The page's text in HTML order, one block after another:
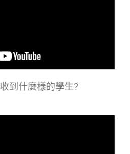
到什麼樣的學生?